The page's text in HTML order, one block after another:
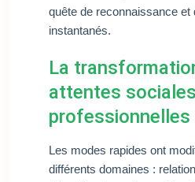
quête de reconnaissance et
instantanés.
La
attentes
professionnelles
Les modes rapides ont
différents domaines :